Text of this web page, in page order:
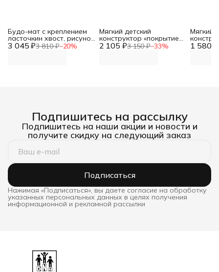
3 045 ₽3 810 ₽−20%
Будо-мат с креплением
ласточкин хвост, рисунок
с одной стороны, 1 м2. 2 105 ₽3 150 ₽−33%
Мягкий детский
конструктор «покрытие
напольное животный 1 580 ₽
Мягкий
Подпишитесь на рассылку
Подпишитесь на наши акции и новости и
получите скидку на следующий заказ
Подписаться
Нажимая «Подписаться», вы даете согласие на обработку
указанных персональных данных в целях получения
информационной и рекламной рассылки